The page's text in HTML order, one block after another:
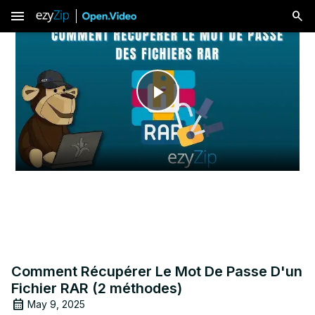
menu
Play
Video
Comment Récupérer Le Mot De Passe D'un
Fichier RAR (2 méthodes)
May 9, 2025